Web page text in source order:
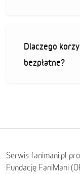
Dlaczego
bezpłatne?
Serwis fanimani.pl
Fundację FaniMani